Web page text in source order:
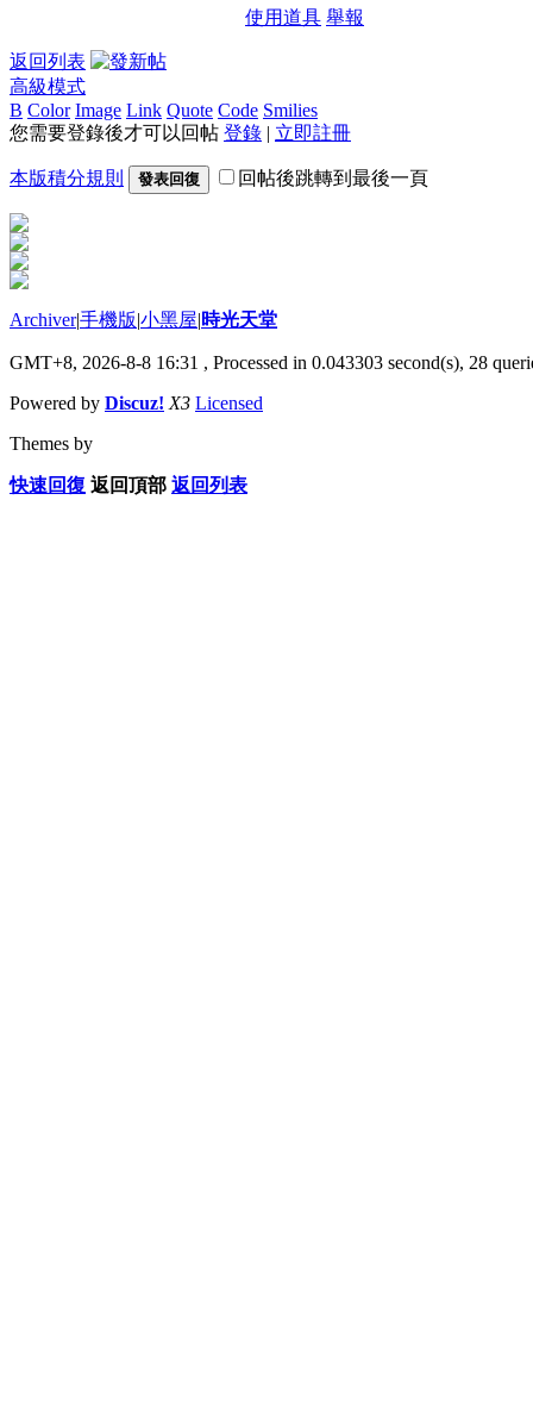
使用道具 舉報
返回列表
高級模式
B Color Image Link Quote Code Smilies
您需要登錄後才可以回帖 登錄 | 立即註冊
本版積分規則 發表回復 回帖後跳轉到最後一頁
Archiver|手機版|小黑屋|時光天堂
GMT+8, 2026-8-8 16:31 , Processed in 0.043303 second(s), 28
Powered by Discuz! X3 Licensed
Themes by
快速回復 返回頂部 返回列表